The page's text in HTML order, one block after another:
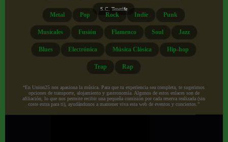
S.C. Tenerife
Metal Pop Rock Indie Punk
Musicales Fusión Flamenco Soul Jazz
Blues Electrónica Música Clásica Hip-hop
Trap Rap
“En Union25 nos apasiona la música. Para que tu experiencia sea completa, te sugerimos
opciones de transporte, alojamiento y gastronomía. Algunos de estos enlaces son de
afiliación, lo que nos permite recibir una pequeña comisión por cada reserva realizada (sin
coste extra para ti), ayudándonos a mantener viva esta web de eventos y conciertos.”